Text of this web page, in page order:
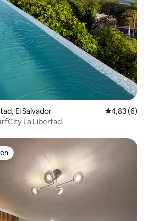
El Salvador Gemiddelde
4,83 (6)
La Libertad